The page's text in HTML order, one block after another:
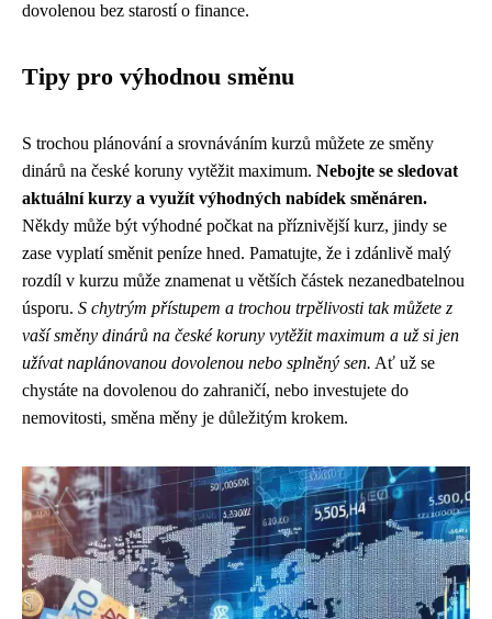
dovolenou bez starostí o finance.
Tipy pro výhodnou směnu
S trochou plánování a srovnáváním kurzů můžete ze směny
dinárů na české koruny vytěžit maximum. Nebojte se sledovat
aktuální kurzy a využít výhodných nabídek směnáren.
Někdy může být výhodné počkat na příznivější kurz, jindy se
zase vyplatí směnit peníze hned. Pamatujte, že i zdánlivě malý
rozdíl v kurzu může znamenat u větších částek nezanedbatelnou
úsporu. S chytrým přístupem a trochou trpělivosti tak můžete z
vaší směny dinárů na české koruny vytěžit maximum a už si jen
užívat naplánovanou dovolenou nebo splněný sen. Ať už se
chystáte na dovolenou do zahraničí, nebo investujete do
nemovitosti, směna měny je důležitým krokem.